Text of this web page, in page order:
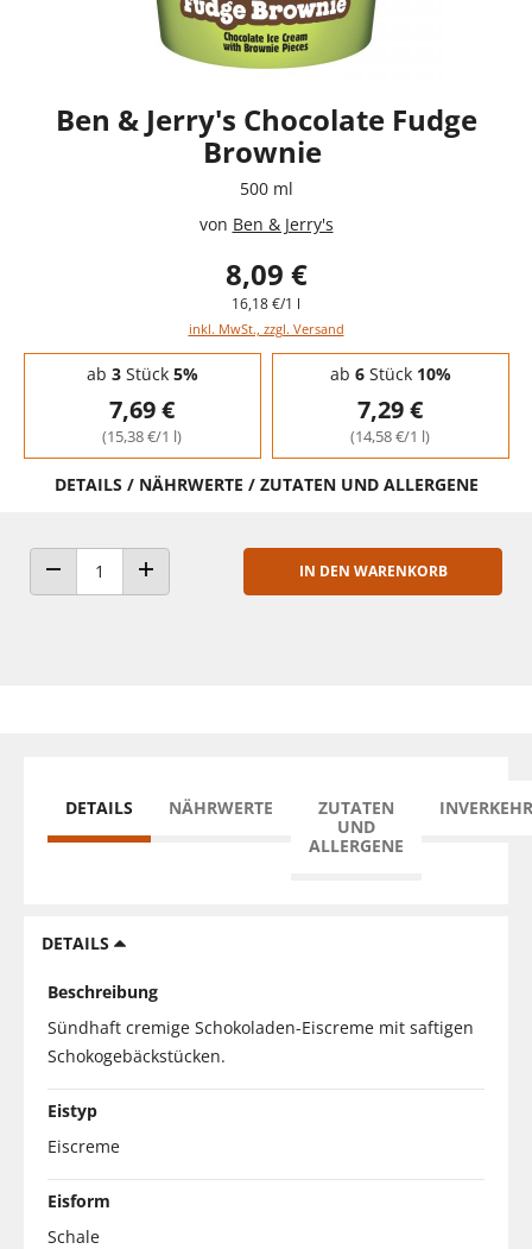
Ben & Jerry's Chocolate Fudge
Brownie
500 ml
von Ben & Jerry's
8,09 €
16,18 €/1 l
inkl. MwSt., zzgl. Versand
Staffelpreise - Mengenrabatt
ab 3Stück 5%
7,69 €
(15,38 €/1 l)
ab 6Stück 10%
7,29 €
(14,58 €/1 l)
DETAILS / NÄHRWERTE / ZUTATEN UND ALLERGENE
ANZAHL VERRINGERNANZAHL ERHÖHEN
IN DEN WARENKORB
DETAILS NÄHRWERTE
ZUTATEN
UND
ALLERGENE
DETAILS
Beschreibung
Sündhaft cremige Schokoladen-Eiscreme mit saftigen
Schokogebäckstücken.
Eistyp
Eiscreme
Eisform
Schale